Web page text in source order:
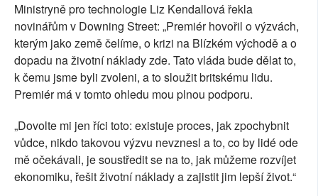
Ministryně pro technologie Liz Kendallová řekla
novinářům v Downing Street: „Premiér hovořil o výzvách,
kterým jako země čelíme, o krizi na Blízkém východě a o
dopadu na životní náklady zde. Tato vláda bude dělat to,
k čemu jsme byli zvoleni, a to sloužit britskému lidu.
Premiér má v tomto ohledu mou plnou podporu.
„Dovolte mi jen říci toto: existuje proces, jak zpochybnit
vůdce, nikdo takovou výzvu nevznesl a to, co by lidé ode
mě očekávali, je soustředit se na to, jak můžeme rozvíjet
ekonomiku, řešit životní náklady a zajistit jim lepší život.“